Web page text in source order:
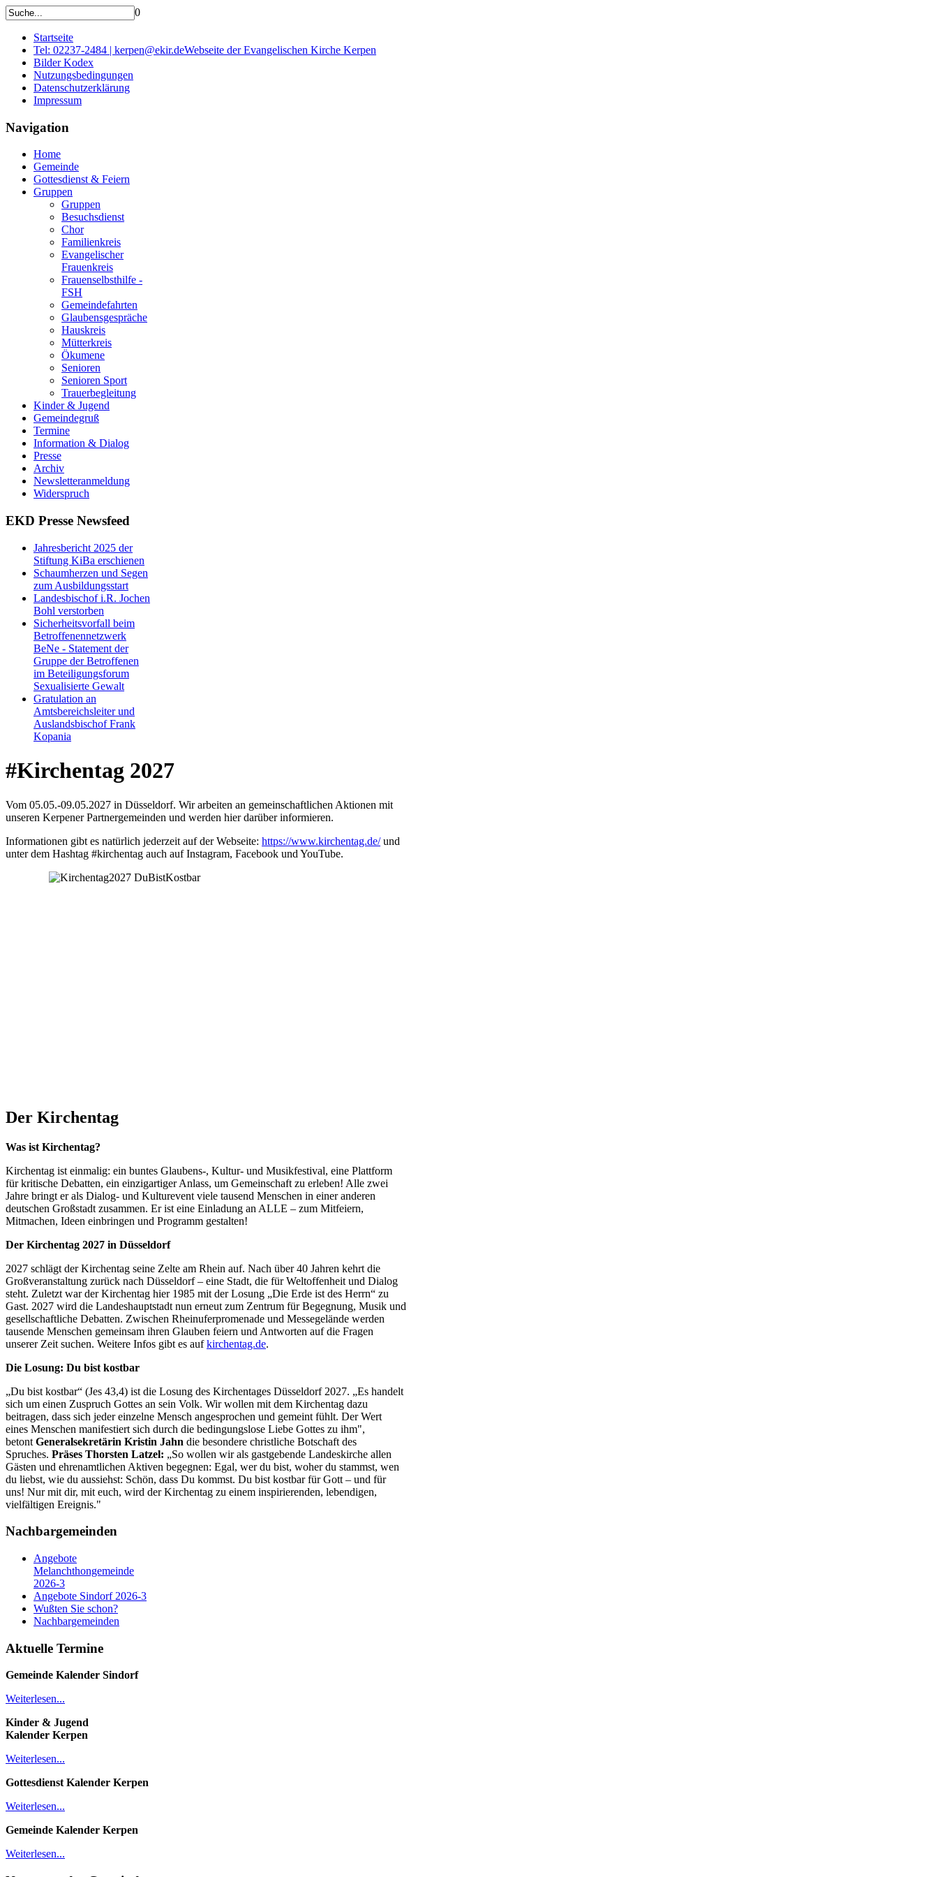
0
Startseite
Tel: 02237-2484 | kerpen@ekir.deWebseite der Evangelischen Kirche Kerpen
Bilder Kodex
Nutzungsbedingungen
Datenschutzerklärung
Impressum
Navigation
Home
Gemeinde
Gottesdienst & Feiern
Gruppen
Gruppen
Besuchsdienst
Chor
Familienkreis
Evangelischer
Frauenkreis
Frauenselbsthilfe -
FSH
Gemeindefahrten
Glaubensgespräche
Hauskreis
Mütterkreis
Ökumene
Senioren
Senioren Sport
Trauerbegleitung
Kinder & Jugend
Gemeindegruß
Termine
Information & Dialog
Presse
Archiv
Newsletteranmeldung
Widerspruch
EKD Presse Newsfeed
Jahresbericht 2025 der
Stiftung KiBa erschienen
Schaumherzen und Segen
zum Ausbildungsstart
Landesbischof i.R. Jochen
Bohl verstorben
Sicherheitsvorfall beim
Betroffenennetzwerk
BeNe - Statement der
Gruppe der Betroffenen
im Beteiligungsforum
Sexualisierte Gewalt
Gratulation an
Amtsbereichsleiter und
Auslandsbischof Frank
Kopania
#Kirchentag 2027
Vom 05.05.-09.05.2027 in Düsseldorf. Wir arbeiten an gemeinschaftlichen Aktionen mit
unseren Kerpener Partnergemeinden und werden hier darüber informieren.
Informationen gibt es natürlich jederzeit auf der Webseite: https://www.kirchentag.de/und
unter dem Hashtag #kirchentag auch auf Instagram, Facebook und YouTube.
Der Kirchentag
Was ist Kirchentag?
Kirchentag ist einmalig: ein buntes Glaubens-, Kultur- und Musikfestival, eine Plattform
für kritische Debatten, ein einzigartiger Anlass, um Gemeinschaft zu erleben! Alle zwei
Jahre bringt er als Dialog- und Kulturevent viele tausend Menschen in einer anderen
deutschen Großstadt zusammen. Er ist eine Einladung an ALLE – zum Mitfeiern,
Mitmachen, Ideen einbringen und Programm gestalten!
Der Kirchentag 2027 in Düsseldorf
2027 schlägt der Kirchentag seine Zelte am Rhein auf. Nach über 40 Jahren kehrt die
Großveranstaltung zurück nach Düsseldorf – eine Stadt, die für Weltoffenheit und Dialog
steht. Zuletzt war der Kirchentag hier 1985 mit der Losung „Die Erde ist des Herrn“ zu
Gast. 2027 wird die Landeshauptstadt nun erneut zum Zentrum für Begegnung, Musik und
gesellschaftliche Debatten. Zwischen Rheinuferpromenade und Messegelände werden
tausende Menschen gemeinsam ihren Glauben feiern und Antworten auf die Fragen
unserer Zeit suchen. Weitere Infos gibt es aufkirchentag.de.
Die Losung: Du bist kostbar
„Du bist kostbar“ (Jes 43,4) ist die Losung des Kirchentages Düsseldorf 2027. „Es handelt
sich um einen Zuspruch Gottes an sein Volk. Wir wollen mit dem Kirchentag dazu
beitragen, dass sich jeder einzelne Mensch angesprochen und gemeint fühlt. Der Wert
eines Menschen manifestiert sich durch die bedingungslose Liebe Gottes zu ihm",
betont Generalsekretärin Kristin Jahn die besondere christliche Botschaft des
Spruches. Präses Thorsten Latzel: „So wollen wir als gastgebende Landeskirche allen
Gästen und ehrenamtlichen Aktiven begegnen: Egal, wer du bist, woher du stammst, wen
du liebst, wie du aussiehst: Schön, dass Du kommst. Du bist kostbar für Gott – und für
uns! Nur mit dir, mit euch, wird der Kirchentag zu einem inspirierenden, lebendigen,
vielfältigen Ereignis."
Nachbargemeinden
Angebote
Melanchthongemeinde
2026-3
Angebote Sindorf 2026-3
Wußten Sie schon?
Nachbargemeinden
Aktuelle Termine
Gemeinde Kalender Sindorf
Weiterlesen...
Kinder & Jugend
Kalender Kerpen
Weiterlesen...
Gottesdienst Kalender Kerpen
Weiterlesen...
Gemeinde Kalender Kerpen
Weiterlesen...